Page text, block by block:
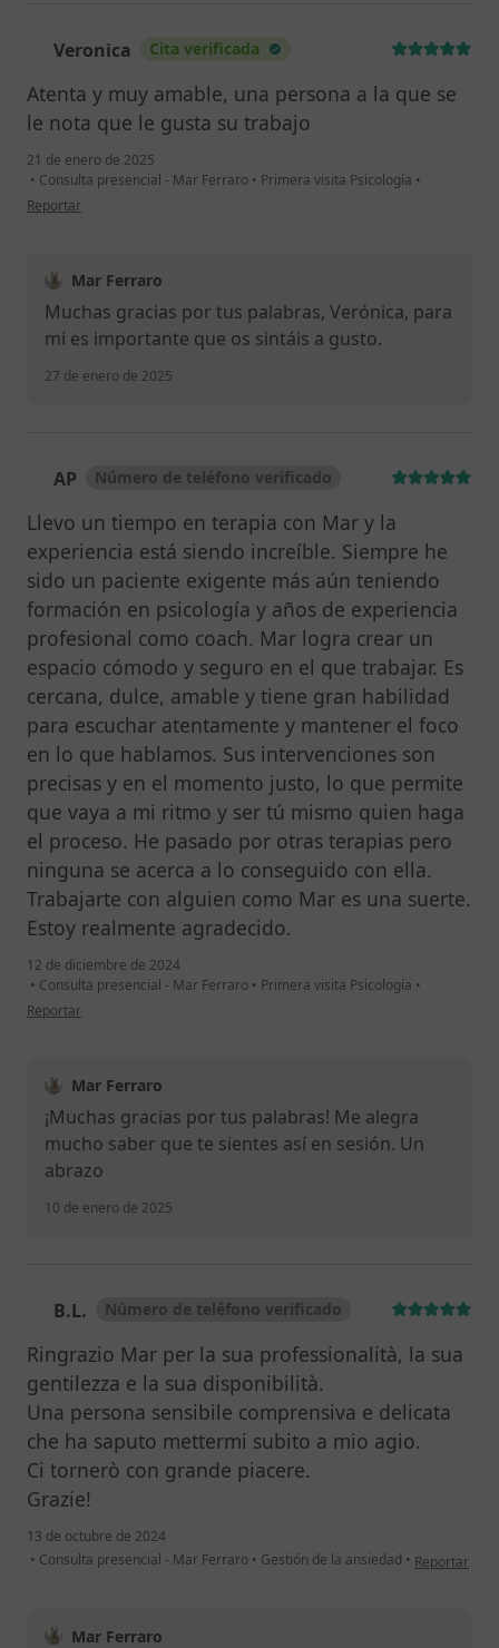
Veronica Cita verificada
Atenta y muy amable, una persona a la que se
le nota que le gusta su trabajo
21 de enero de 2025
• Consulta presencial - Mar Ferraro • Primera visita Psicología •
en opinión del usuario Veronica
Reportar
Mar Ferraro
Muchas gracias por tus palabras, Verónica, para
mí es importante que os sintáis a gusto.
27 de enero de 2025
AP Número de teléfono verificado
Llevo un tiempo en terapia con Mar y la
experiencia está siendo increíble. Siempre he
sido un paciente exigente más aún teniendo
formación en psicología y años de experiencia
profesional como coach. Mar logra crear un
espacio cómodo y seguro en el que trabajar. Es
cercana, dulce, amable y tiene gran habilidad
para escuchar atentamente y mantener el foco
en lo que hablamos. Sus intervenciones son
precisas y en el momento justo, lo que permite
que vaya a mi ritmo y ser tú mismo quien haga
el proceso. He pasado por otras terapias pero
ninguna se acerca a lo conseguido con ella.
Trabajarte con alguien como Mar es una suerte.
Estoy realmente agradecido.
12 de diciembre de 2024
• Consulta presencial - Mar Ferraro • Primera visita Psicología •
en opinión del usuario AP
Reportar
Mar Ferraro
¡Muchas gracias por tus palabras! Me alegra
mucho saber que te sientes así en sesión. Un
abrazo
10 de enero de 2025
B.L. Número de teléfono verificado
Ringrazio Mar per la sua professionalità, la sua
gentilezza e la sua disponibilità.
Una persona sensibile comprensiva e delicata
che ha saputo mettermi subito a mio agio.
Ci tornerò con grande piacere.
Grazie!
13 de octubre de 2024
• Consulta presencial - Mar Ferraro • Gestión de la ansiedad • en opinión
Reportar
Mar Ferraro